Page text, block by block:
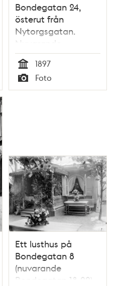
Bondegatan 24,
österut från
Nytorgsgatan.
Nuvarande
Bondegatan 44
Tid
1897
Typ
Foto
Ett lusthus på
Bondegatan 8
(nuvarande
Bondegatan 18-22).